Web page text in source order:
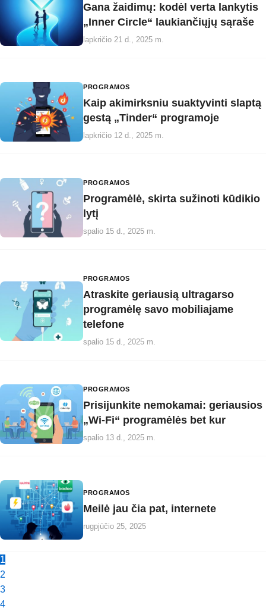
Gana žaidimų: kodėl verta lankytis
„Inner Circle“ laukiančiųjų sąraše
lapkričio 21 d., 2025 m.
PROGRAMOS
Kaip akimirksniu suaktyvinti slaptą
gestą „Tinder“ programoje
lapkričio 12 d., 2025 m.
PROGRAMOS
Programėlė, skirta sužinoti kūdikio
lytį
spalio 15 d., 2025 m.
PROGRAMOS
Atraskite geriausią ultragarso
programėlę savo mobiliajame
telefone
spalio 15 d., 2025 m.
PROGRAMOS
Prisijunkite nemokamai: geriausios
„Wi-Fi“ programėlės bet kur
spalio 13 d., 2025 m.
PROGRAMOS
Meilė jau čia pat, internete
rugpjūčio 25, 2025
1
2
3
4